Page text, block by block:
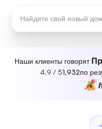
Наши клиенты говорят
4.9 / 51,932по